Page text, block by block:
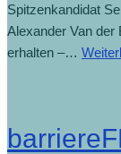
Spitzenkandidat
Alexander Van der
erhalten –…